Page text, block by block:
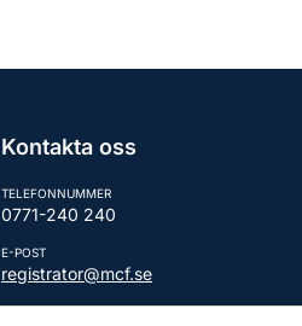
Kontakta oss
TELEFONNUMMER
0771-240 240
E-POST
registrator@mcf.se